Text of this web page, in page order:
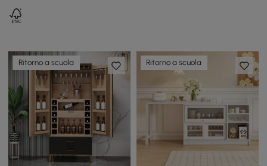
Ritorno a scuola Ritorno a scuola